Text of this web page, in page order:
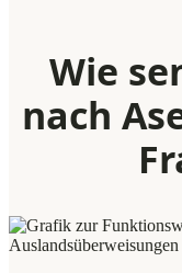
Wie
nach